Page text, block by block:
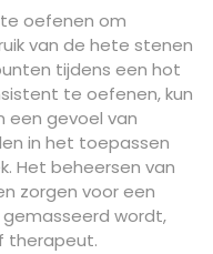
oefenen om
van de hete stenen
tijdens een hot
te oefenen, kun
een gevoel van
in het toepassen
Het beheersen van
zorgen voor een
wordt,
therapeut.